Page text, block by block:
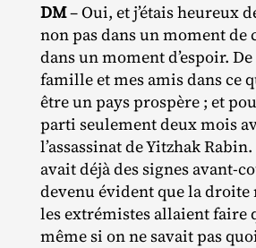
DM– Oui, et j’étais heureux
non pas dans un moment de
dans un moment d’espoir.
famille et mes amis dans ce
être un pays prospère ; et
parti seulement deux mois
l’assassinat de Yitzhak
avait déjà des signes
devenu évident que la droite
les extrémistes allaient faire
même si on ne savait pas